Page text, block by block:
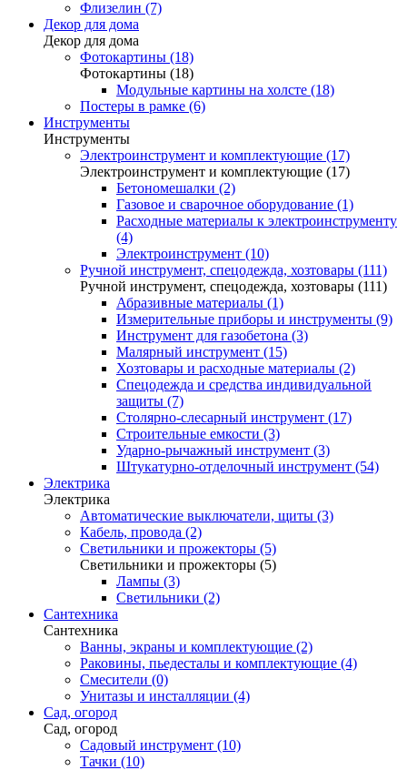
Флизелин (7)
Декор для дома
Декор для дома
Фотокартины (18)
Фотокартины (18)
Модульные картины на холсте (18)
Постеры в рамке (6)
Инструменты
Инструменты
Электроинструмент и комплектующие (17)
Электроинструмент и комплектующие (17)
Бетономешалки (2)
Газовое и сварочное оборудование (1)
Расходные материалы к электроинструменту
(4)
Электроинструмент (10)
Ручной инструмент, спецодежда, хозтовары (111)
Ручной инструмент, спецодежда, хозтовары (111)
Абразивные материалы (1)
Измерительные приборы и инструменты (9)
Инструмент для газобетона (3)
Малярный инструмент (15)
Хозтовары и расходные материалы (2)
Спецодежда и средства индивидуальной
защиты (7)
Столярно-слесарный инструмент (17)
Строительные емкости (3)
Ударно-рычажный инструмент (3)
Штукатурно-отделочный инструмент (54)
Электрика
Электрика
Автоматические выключатели, щиты (3)
Кабель, провода (2)
Светильники и прожекторы (5)
Светильники и прожекторы (5)
Лампы (3)
Светильники (2)
Сантехника
Сантехника
Ванны, экраны и комплектующие (2)
Раковины, пьедесталы и комплектующие (4)
Смесители (0)
Унитазы и инсталляции (4)
Сад, огород
Сад, огород
Садовый инструмент (10)
Тачки (10)